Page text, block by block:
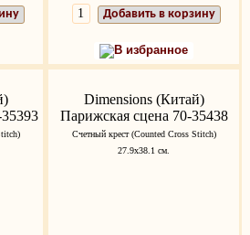
Добавить в корзину
В избранное
Dimensions (Китай)
Парижская сцена 70-35438
Счетный крест (Counted Cross Stitch)
27.9х38.1 см.